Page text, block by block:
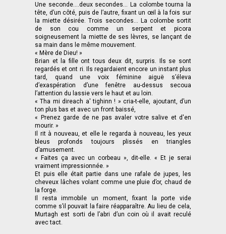
Une seconde....deux secondes... La colombe tourna la
tête, d’un côté, puis de l’autre, fixant un œil à la fois sur
la miette désirée. Trois secondes... La colombe sortit
de son cou comme un serpent et picora
soigneusement la miette de ses lèvres, se lançant de
sa main dans le même mouvement.
« Mère de Dieu! »
Brian et la fille ont tous deux dit, surpris. Ils se sont
regardés et ont ri. Ils regardaient encore un instant plus
tard, quand une voix féminine aiguë s’éleva
d’exaspération d’une fenêtre au-dessus secoua
l’attention du lassie vers le haut et au loin.
« Tha mi direach a' tighinn ! » cria-t-elle, ajoutant, d’un
ton plus bas et avec un front baissé,
« Prenez garde de ne pas avaler votre salive et d'en
mourir. »
Il rit à nouveau, et elle le regarda à nouveau, les yeux
bleus profonds toujours plissés en triangles
d’amusement.
« Faites ça avec un corbeau », dit-elle. « Et je serai
vraiment impressionnée. »
Et puis elle était partie dans une rafale de jupes, les
cheveux lâches volant comme une pluie d’or, chaud de
la forge.
Il resta immobile un moment, fixant la porte vide
comme s’il pouvait la faire réapparaître. Au lieu de cela,
Murtagh est sorti de l’abri d’un coin où il avait reculé
avec tact.